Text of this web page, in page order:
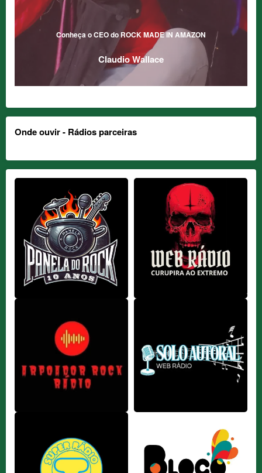
Conheça o CEO do ROCK MADE IN AMAZON
Claudio Wallace
Onde ouvir - Rádios parceiras